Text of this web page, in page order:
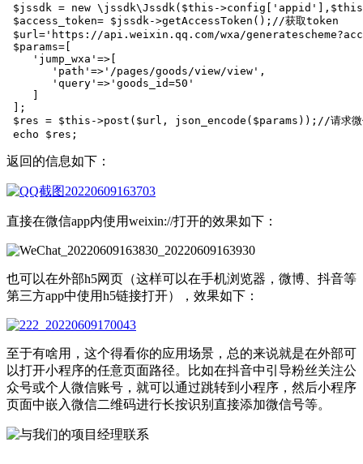
$jssdk = new \jssdk\Jssdk($this-
$access_token= $jssdk->getAccessToken();//获取token
$url='https://api.weixin.qq.com/wxa/
$params=[
    'jump_wxa'=>[
       'path'=>'/pages/goods/view/view',
       'query'=>'goods_id=50'
];
$res = $this->post($url, json_encode($params));//请求微
echo $res;
返回的信息如下：
直接在微信app内使用weixin://打开的效果如下：
也可以在外部h5网页（这样可以在手机浏览器，微博、抖音等
第三方app中使用h5链接打开），效果如下：
至于有啥用，这个得看你的应用场景，总的来说就是在外部可
以打开小程序的任意页面路径。比如在抖音中引导粉丝关注公
众号或个人微信账号，就可以通过跳转到小程序，然后小程序
页面中嵌入微信二维码进行长按识别直接添加微信号等。